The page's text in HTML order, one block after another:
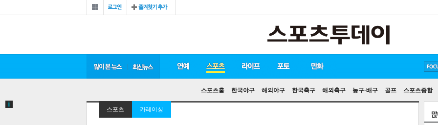
스포츠홈 한국야구 해외야구 한국축구 해외축구 농구·배구 골프 스포츠종합
방탄소년단
손흥민
유아인
스포츠 카레이싱